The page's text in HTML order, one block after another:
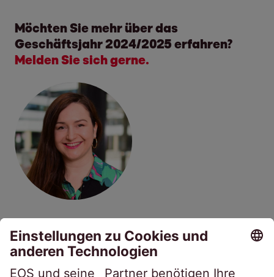
Möchten Sie mehr über das
Geschäftsjahr 2024/2025 erfahren?
Melden Sie sich gerne.
Corporate Communications & Marketing
Tel.:+49 40 2850-1480